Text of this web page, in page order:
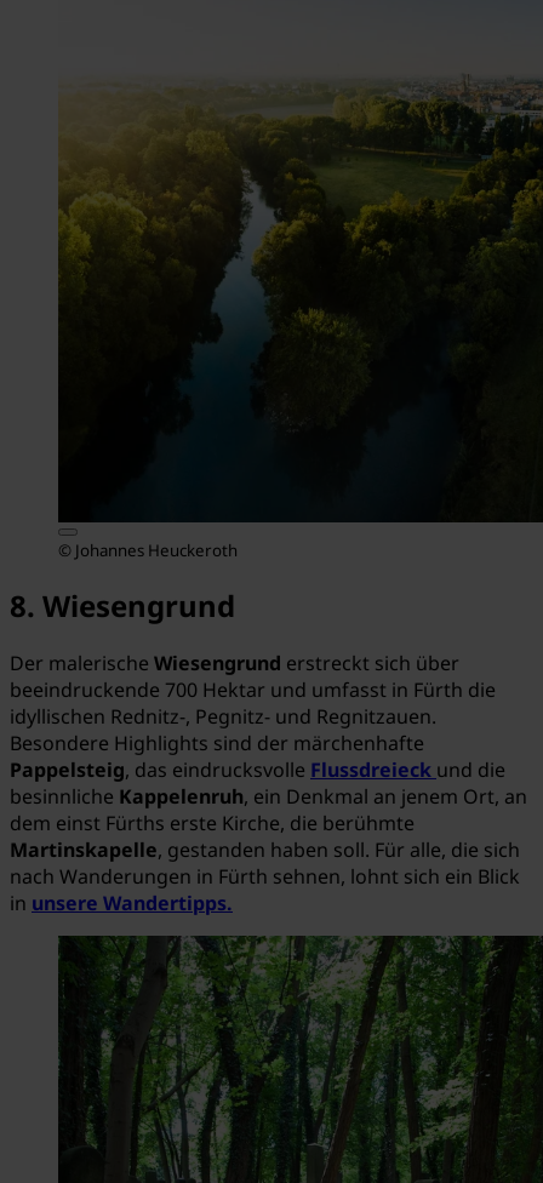
© Johannes Heuckeroth
8. Wiesengrund
Der malerische Wiesengrund erstreckt sich über
beeindruckende 700 Hektar und umfasst in Fürth die
idyllischen Rednitz-, Pegnitz- und Regnitzauen.
Besondere Highlights sind der märchenhafte
Pappelsteig, das eindrucksvolle Flussdreieck und die
besinnliche Kappelenruh, ein Denkmal an jenem Ort, an
dem einst Fürths erste Kirche, die berühmte
Martinskapelle, gestanden haben soll. Für alle, die sich
nach Wanderungen in Fürth sehnen, lohnt sich ein Blick
in unsere Wandertipps.